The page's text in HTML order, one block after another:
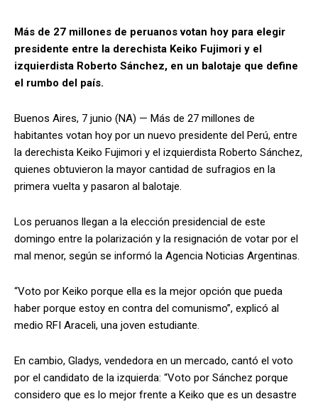
Más de 27 millones de peruanos votan hoy para elegir
presidente entre la derechista Keiko Fujimori y el
izquierdista Roberto Sánchez, en un balotaje que define
el rumbo del país.
Buenos Aires, 7 junio (NA) — Más de 27 millones de
habitantes votan hoy por un nuevo presidente del Perú, entre
la derechista Keiko Fujimori y el izquierdista Roberto Sánchez,
quienes obtuvieron la mayor cantidad de sufragios en la
primera vuelta y pasaron al balotaje.
Los peruanos llegan a la elección presidencial de este
domingo entre la polarización y la resignación de votar por el
mal menor, según se informó la Agencia Noticias Argentinas.
“Voto por Keiko porque ella es la mejor opción que pueda
haber porque estoy en contra del comunismo”, explicó al
medio RFI Araceli, una joven estudiante.
En cambio, Gladys, vendedora en un mercado, cantó el voto
por el candidato de la izquierda: “Voto por Sánchez porque
considero que es lo mejor frente a Keiko que es un desastre